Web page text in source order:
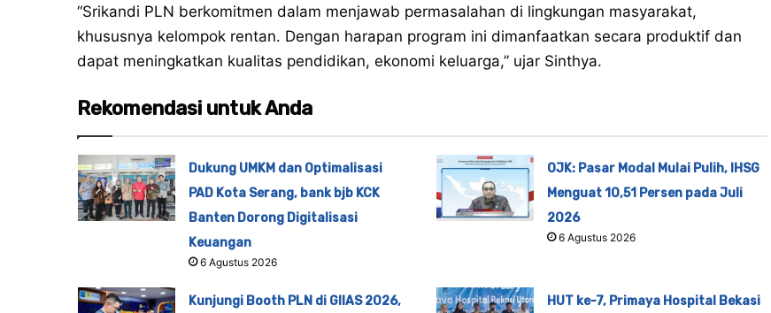
“Srikandi PLN berkomitmen dalam menjawab permasalahan di lingkungan masyarakat,
khususnya kelompok rentan. Dengan harapan program ini dimanfaatkan secara produktif dan
dapat meningkatkan kualitas pendidikan, ekonomi keluarga,” ujar Sinthya.
Rekomendasi untuk Anda
Dukung UMKM dan Optimalisasi
PAD Kota Serang, bank bjb KCK
Banten Dorong Digitalisasi
Keuangan
6 Agustus 2026
OJK: Pasar Modal Mulai Pulih, IHSG
Menguat 10,51 Persen pada Juli
2026
6 Agustus 2026
Kunjungi Booth PLN di GIIAS 2026,
HUT ke-7, Primaya Hospital Bekasi